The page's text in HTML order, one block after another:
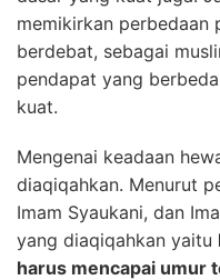
memikirkan perbedaan
berdebat, sebagai
pendapat yang
kuat.
Mengenai keadaan
diaqiqahkan. Menurut
Imam Syaukani, dan
yang diaqiqahkan yaitu
harus mencapai umur